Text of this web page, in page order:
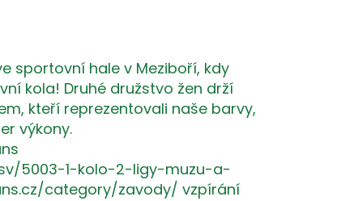
sportovní hale v Meziboří, kdy
kola! Druhé družstvo žen drží
kteří reprezentovali naše barvy,
výkony.
5003-1-kolo-2-ligy-muzu-a-
category/zavody/ vzpírání